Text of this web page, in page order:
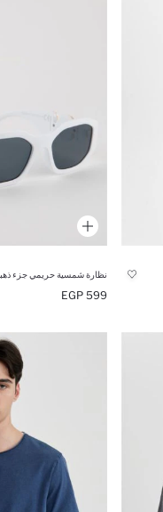
نظارة شمسية حريمي جزء
599 EGP